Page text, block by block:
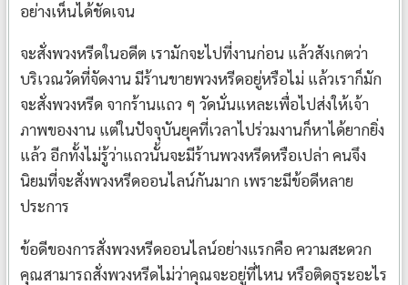
อย่างเห็นได้ชัดเจน
จะสั่งพวงหรีดในอดีต เรามักจะไปที่งานก่อน แล้วสังเกตว่า
บริเวณวัดที่จัดงาน มีร้านขายพวงหรีดอยู่หรือไม่ แล้วเราก็มัก
จะสั่งพวงหรีด จากร้านแถว ๆ วัดนั่นแหละเพื่อไปส่งให้เจ้า
ภาพของงาน แต่ในปัจจุบันยุคที่เวลาไปร่วมงานก็หาได้ยากยิ่ง
แล้ว อีกทั้งไม่รู้ว่าแถวนั้นจะมีร้านพวงหรีดหรือเปล่า คนจึง
นิยมที่จะสั่งพวงหรีดออนไลน์กันมาก เพราะมีข้อดีหลาย
ประการ
ข้อดีของการสั่งพวงหรีดออนไลน์อย่างแรกคือ ความสะดวก
คุณสามารถสั่งพวงหรีดไม่ว่าคุณจะอยู่ที่ไหน หรือติดธุระอะไร